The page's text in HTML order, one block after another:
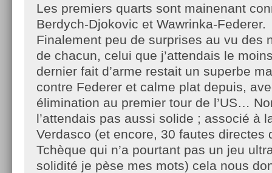
Les premiers quarts sont mainenant
Berdych-Djokovic et Wawrinka-Federer.
Finalement peu de surprises au vu des
de chacun, celui que j’attendais le
dernier fait d’arme restait un superbe
contre Federer et calme plat depuis,
élimination au premier tour de l’US…
l’attendais pas aussi solide ; associé à
Verdasco (et encore, 30 fautes directes
Tchèque qui n’a pourtant pas un jeu
solidité je pèse mes mots) cela nous